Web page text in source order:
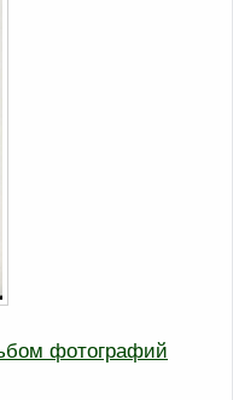
фотографий